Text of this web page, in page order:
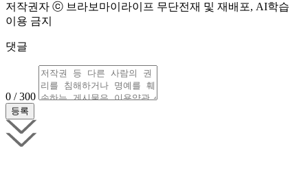
저작권자 ⓒ 브라보마이라이프 무단전재 및 재배포, AI학습
이용 금지
댓글
0 / 300